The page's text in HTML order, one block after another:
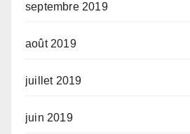
septembre 2019
août 2019
juillet 2019
juin 2019